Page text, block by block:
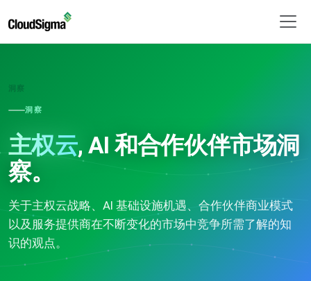
洞察
洞察
主权云, AI 和合作伙伴市场洞
察。
关于主权云战略、AI 基础设施机遇、合作伙伴商业模式
以及服务提供商在不断变化的市场中竞争所需了解的知
识的观点。